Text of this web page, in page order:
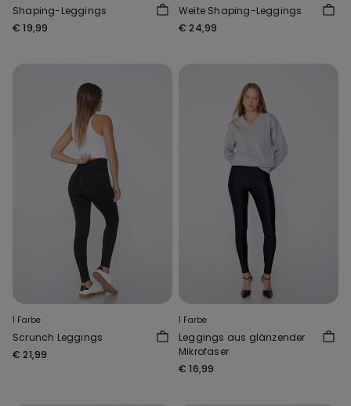
Shaping-Leggings
€ 19,99
Weite Shaping-Leggings
€ 24,99
1 Farbe
Scrunch Leggings
€ 21,99
1 Farbe
Leggings aus glänzender
Mikrofaser
€ 16,99